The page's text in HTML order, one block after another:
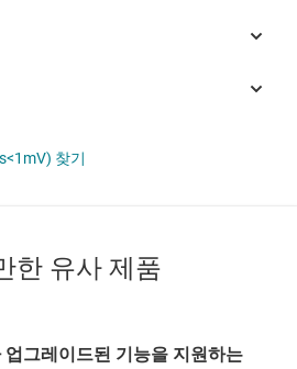
찾기
한 유사 제품
그레이드된 기능을 지원하는